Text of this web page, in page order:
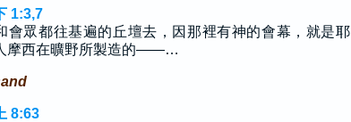
1:3,7
會眾都往基遍的丘壇去，因那裡有神的會幕，就是耶
摩西在曠野所製造的——…
8:63